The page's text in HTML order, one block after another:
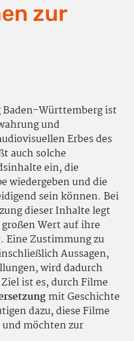
zur
Württemberg ist
und
Erbes des
auch solche
ein, die
wiedergeben und die
sein können. Bei
dieser Inhalte legt
Wert auf ihre
. Eine Zustimmung zu
Aussagen,
wird dadurch
ist es, durch Filme
mit Geschichte
dazu, diese Filme
möchten zur